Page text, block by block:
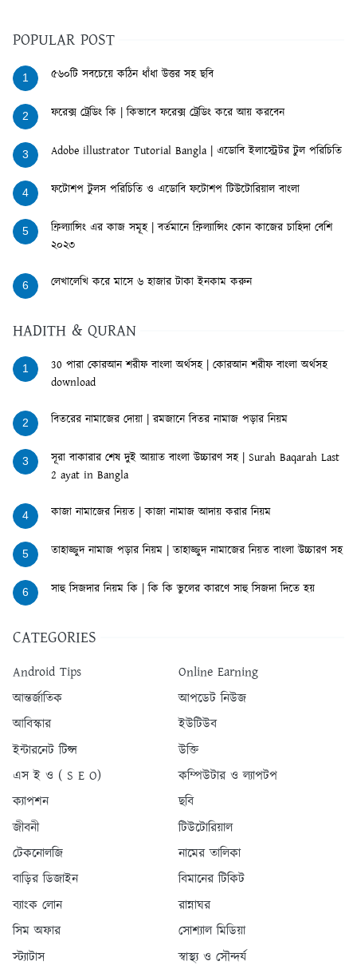
POPULAR POST
1 ৫৬০টি সবচেয়ে কঠিন ধাঁধা উত্তর সহ ছবি
2 ফরেক্স ট্রেডিং কি | কিভাবে ফরেক্স ট্রেডিং করে আয় করবেন
3 Adobe illustrator Tutorial Bangla | এডোবি ইলাস্ট্রেটর টুল পরিচিতি
4 ফটোশপ টুলস পরিচিতি ও এডোবি ফটোশপ টিউটোরিয়াল বাংলা
5
ফ্রিল্যান্সিং এর কাজ সমূহ | বর্তমানে ফ্রিল্যান্সিং কোন কাজের চাহিদা বেশি
২০২৩
6 লেখালেখি করে মাসে ৬ হাজার টাকা ইনকাম করুন
HADITH & QURAN
1
30 পারা কোরআন শরীফ বাংলা অর্থসহ | কোরআন শরীফ বাংলা অর্থসহ
download
2 বিতরের নামাজের দোয়া | রমজানে বিতর নামাজ পড়ার নিয়ম
3
সূরা বাকারার শেষ দুই আয়াত বাংলা উচ্চারণ সহ | Surah Baqarah Last
2 ayat in Bangla
4 কাজা নামাজের নিয়ত | কাজা নামাজ আদায় করার নিয়ম
5 তাহাজ্জুদ নামাজ পড়ার নিয়ম | তাহাজ্জুদ নামাজের নিয়ত বাংলা উচ্চারণ সহ
6 সাহু সিজদার নিয়ম কি | কি কি ভুলের কারণে সাহু সিজদা দিতে হয়
CATEGORIES
Android Tips
Online Earning
আন্তর্জাতিক
আপডেট নিউজ
আবিস্কার
ইউটিউব
ইন্টারনেট টিপ্স
উক্তি
এস ই ও ( S E O)
কম্পিউটার ও ল্যাপটপ
ক্যাপশন
ছবি
জীবনী
টিউটোরিয়াল
টেকনোলজি
নামের তালিকা
বাড়ির ডিজাইন
বিমানের টিকিট
ব্যাংক লোন
রান্নাঘর
সিম অফার
সোশ্যাল মিডিয়া
স্ট্যাটাস
স্বাস্থ্য ও সৌন্দর্য